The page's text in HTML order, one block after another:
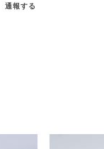
通報する